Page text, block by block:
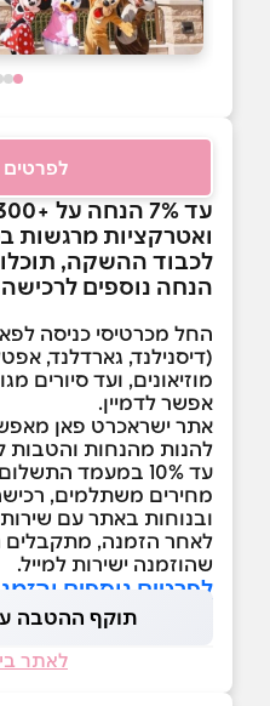
לפרטים
ואטרקציות מרגשות
הנחה נוספים
החל מכרטיסי כניסה
(דיסנילנד, גארדלנד,
מוזיאונים, ועד סיורים
אפשר לדמיין.
אתר ישראכרט פאן
להנות מהנחות והטבות
עד 10% במעמד התשלום עם כרטיס ישראכרט.
מחירים משתלמים,
ובנוחות באתר עם
לאחר הזמנה, מתקבלים
שהוזמנה ישירות למייל.
לפרטים נוספים
תוקף ההטבה עד -
לאתר